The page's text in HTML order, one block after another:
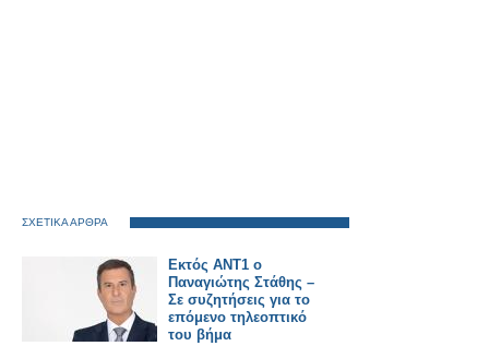
ΣΧΕΤΙΚΑ ΑΡΘΡΑ
Εκτός ΑΝΤ1 ο
Παναγιώτης Στάθης –
Σε συζητήσεις για το
επόμενο τηλεοπτικό
του βήμα